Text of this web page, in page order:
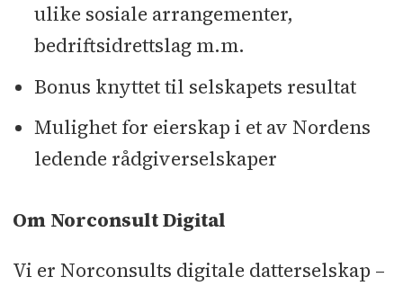
ulike sosiale arrangementer,
bedriftsidrettslag m.m.
Bonus knyttet til selskapets resultat
Mulighet for eierskap i et av Nordens
ledende rådgiverselskaper
Om Norconsult Digital
Vi er Norconsults digitale datterselskap –